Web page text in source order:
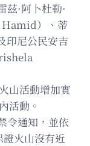
茲·阿卜杜勒·
）、蒂
印尼公民安吉
山活動增加實
活動。
令通知，並依
火山沒有近